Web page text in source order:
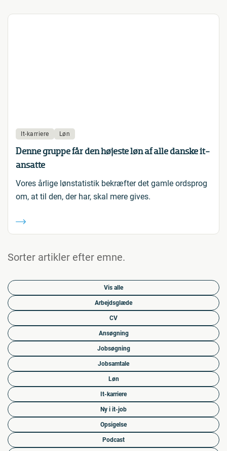
It-karriere Løn
Denne gruppe får den højeste løn af alle danske it-
ansatte
Vores årlige lønstatistik bekræfter det gamle ordsprog
om, at til den, der har, skal mere gives.
Sorter artikler efter emne.
Vis alle
Arbejdsglæde
CV
Ansøgning
Jobsøgning
Jobsamtale
Løn
It-karriere
Ny i it-job
Opsigelse
Podcast